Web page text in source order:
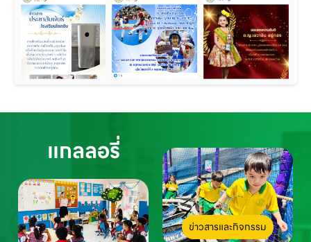
แกลลอรี่
ข่าวสารและกิจกรรม